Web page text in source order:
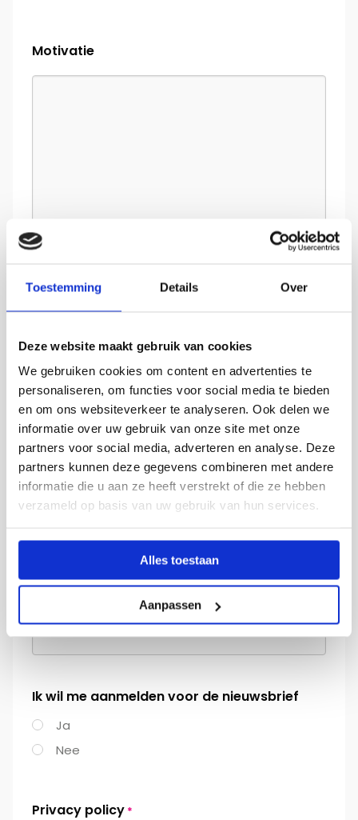
Toestemming Details Over
Deze website maakt gebruik van cookies
We gebruiken cookies om content en advertenties te
personaliseren, om functies voor social media te bieden
en om ons websiteverkeer te analyseren. Ook delen we
informatie over uw gebruik van onze site met onze
partners voor social media, adverteren en analyse. Deze
partners kunnen deze gegevens combineren met andere
informatie die u aan ze heeft verstrekt of die ze hebben
verzameld op basis van uw gebruik van hun services.
Alles toestaan
Aanpassen
Motivatie
CV*
Sleep bestanden hierheen of
Selecteer bestanden
Toegestane bestandstypen: pdf, doxc, doc, png,
bestanden: 1.
Hoe heb je onze website gevonden
Ik wil me aanmelden voor de nieuwsbrief
Ja
Nee
Privacy policy *